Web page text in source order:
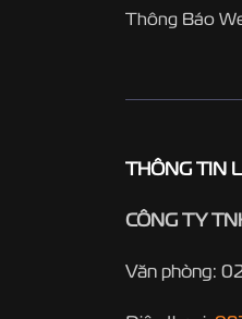
Thông Báo
THÔNG TIN
CÔNG TY
Văn phòng: